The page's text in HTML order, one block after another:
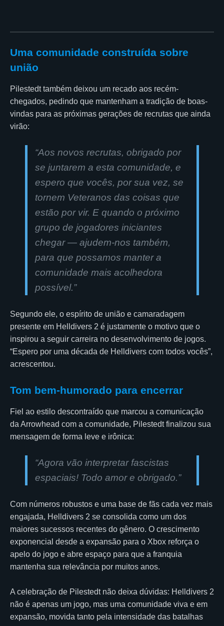
Uma comunidade construída sobre
união
Pilestedt também deixou um recado aos recém-
chegados, pedindo que mantenham a tradição de boas-
vindas para as próximas gerações de recrutas que ainda
virão:
“Aos novos recrutas, obrigado por
se juntarem a esta comunidade, e
espero que vocês, por sua vez, se
tornem Veteranos das coisas que
estão por vir. E quando o próximo
grupo de jogadores iniciantes
chegar — ajudem-nos também,
para que possamos manter a
comunidade mais acolhedora
possível.”
Segundo ele, o espírito de união e camaradagem
presente em Helldivers 2 é justamente o motivo que o
inspirou a seguir carreira no desenvolvimento de jogos.
“Espero por uma década de Helldivers com todos vocês”,
acrescentou.
Tom bem-humorado para encerrar
Fiel ao estilo descontraído que marcou a comunicação
da Arrowhead com a comunidade, Pilestedt finalizou sua
mensagem de forma leve e irônica:
“Agora vão interpretar fascistas
espaciais! Todo amor e obrigado.”
Com números robustos e uma base de fãs cada vez mais
engajada, Helldivers 2 se consolida como um dos
maiores sucessos recentes do gênero. O crescimento
exponencial desde a expansão para o Xbox reforça o
apelo do jogo e abre espaço para que a franquia
mantenha sua relevância por muitos anos.
A celebração de Pilestedt não deixa dúvidas: Helldivers 2
não é apenas um jogo, mas uma comunidade viva e em
expansão, movida tanto pela intensidade das batalhas